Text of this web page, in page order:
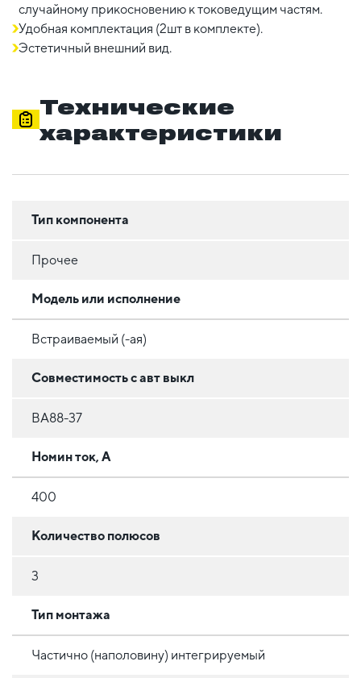
случайному прикосновению к токоведущим частям.
Удобная комплектация (2шт в комплекте).
Эстетичный внешний вид.
Технические
характеристики
Тип компонента
Прочее
Модель или исполнение
Встраиваемый (-ая)
Совместимость с авт выкл
ВА88-37
Номин ток, А
400
Количество полюсов
3
Тип монтажа
Частично (наполовину) интегрируемый